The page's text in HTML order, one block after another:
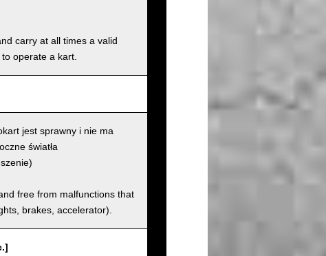
carry at all times a valid
operate a kart.
jest sprawny i nie ma
światła
free from malfunctions that
brakes, accelerator).